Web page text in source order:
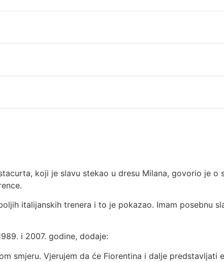
koji je slavu stekao u dresu Milana, govorio je o
italijanskih trenera i to je pokazao. Imam posebnu
i 2007. godine, dodaje:
smjeru. Vjerujem da će Fiorentina i dalje predstavljati